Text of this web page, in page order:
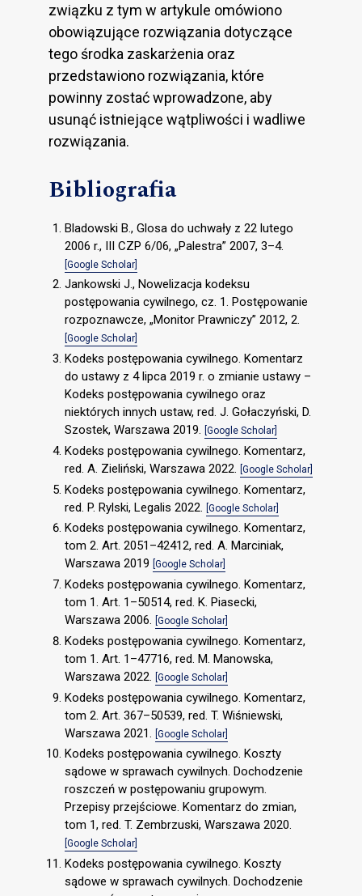
związku z tym w artykule omówiono
obowiązujące rozwiązania dotyczące
tego środka zaskarżenia oraz
przedstawiono rozwiązania, które
powinny zostać wprowadzone, aby
usunąć istniejące wątpliwości i wadliwe
rozwiązania.
Bibliografia
Bladowski B., Glosa do uchwały z 22 lutego
2006 r., III CZP 6/06, „Palestra” 2007, 3–4.
[Google Scholar]
Jankowski J., Nowelizacja kodeksu
postępowania cywilnego, cz. 1. Postępowanie
rozpoznawcze, „Monitor Prawniczy” 2012, 2.
[Google Scholar]
Kodeks postępowania cywilnego. Komentarz
do ustawy z 4 lipca 2019 r. o zmianie ustawy –
Kodeks postępowania cywilnego oraz
niektórych innych ustaw, red. J. Gołaczyński, D.
Szostek, Warszawa 2019. [Google Scholar]
Kodeks postępowania cywilnego. Komentarz,
red. A. Zieliński, Warszawa 2022. [Google Scholar]
Kodeks postępowania cywilnego. Komentarz,
red. P. Rylski, Legalis 2022. [Google Scholar]
Kodeks postępowania cywilnego. Komentarz,
tom 2. Art. 2051–42412, red. A. Marciniak,
Warszawa 2019 [Google Scholar]
Kodeks postępowania cywilnego. Komentarz,
tom 1. Art. 1–50514, red. K. Piasecki,
Warszawa 2006. [Google Scholar]
Kodeks postępowania cywilnego. Komentarz,
tom 1. Art. 1–47716, red. M. Manowska,
Warszawa 2022. [Google Scholar]
Kodeks postępowania cywilnego. Komentarz,
tom 2. Art. 367–50539, red. T. Wiśniewski,
Warszawa 2021. [Google Scholar]
Kodeks postępowania cywilnego. Koszty
sądowe w sprawach cywilnych. Dochodzenie
roszczeń w postępowaniu grupowym.
Przepisy przejściowe. Komentarz do zmian,
tom 1, red. T. Zembrzuski, Warszawa 2020.
[Google Scholar]
Kodeks postępowania cywilnego. Koszty
sądowe w sprawach cywilnych. Dochodzenie